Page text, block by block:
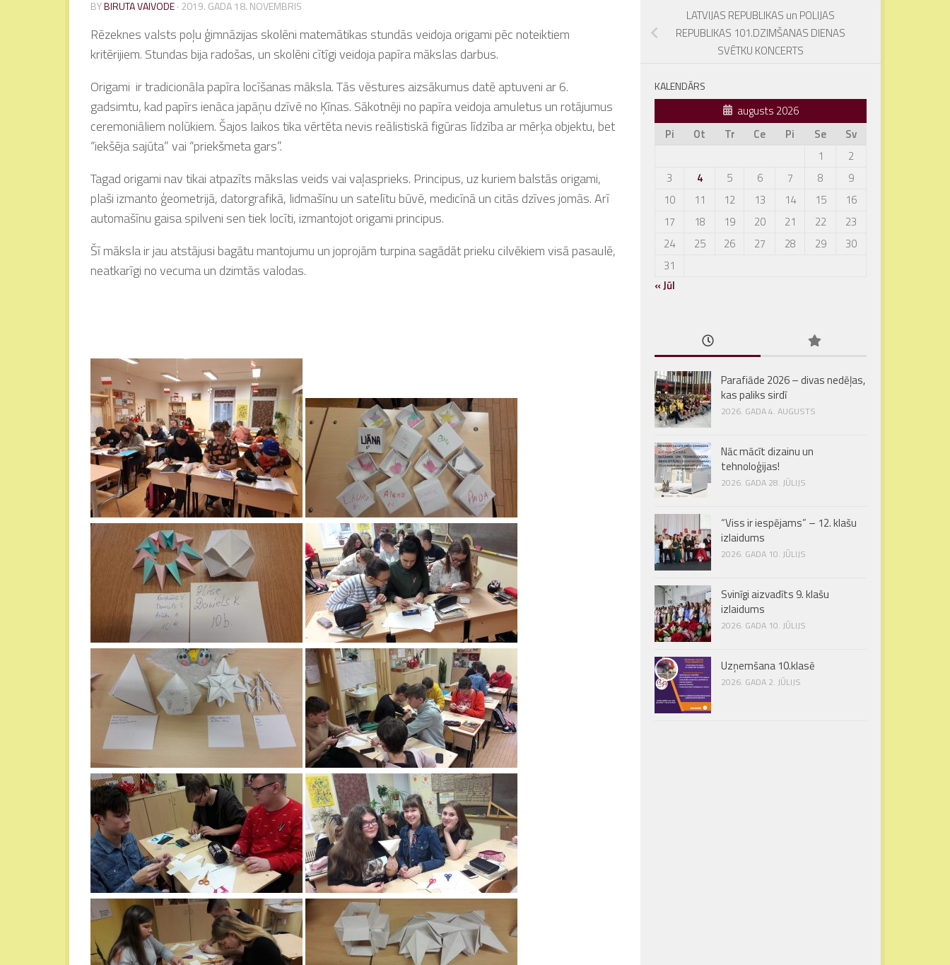
BYBIRUTA VAIVODE· 2019. GADA 18. NOVEMBRIS
Rēzeknes valsts poļu ģimnāzijas skolēni matemātikas stundās veidoja origami pēc noteiktiem
kritērijiem. Stundas bija radošas, un skolēni cītīgi veidoja papīra mākslas darbus.
Origami ir tradicionāla papīra locīšanas māksla. Tās vēstures aizsākumus datē aptuveni ar 6.
gadsimtu, kad papīrs ienāca japāņu dzīvē no Ķīnas. Sākotnēji no papīra veidoja amuletus un rotājumus
ceremoniāliem nolūkiem. Šajos laikos tika vērtēta nevis reālistiskā figūras līdzība ar mērķa objektu, bet
“iekšēja sajūta” vai “priekšmeta gars”.
Tagad origami nav tikai atpazīts mākslas veids vai vaļasprieks. Principus, uz kuriem balstās origami,
plaši izmanto ģeometrijā, datorgrafikā, lidmašīnu un satelītu būvē, medicīnā un citās dzīves jomās. Arī
automašīnu gaisa spilveni sen tiek locīti, izmantojot origami principus.
Šī māksla ir jau atstājusi bagātu mantojumu un joprojām turpina sagādāt prieku cilvēkiem visā pasaulē,
neatkarīgi no vecuma un dzimtās valodas.
LATVIJAS REPUBLIKAS un POLIJAS
REPUBLIKAS 101.DZIMŠANAS DIENAS
SVĒTKU KONCERTS
KALENDĀRS
augusts 2026
Pi
Ot Tr Ce Pi Se
Sv
1
2
3
4 5 6 7 8
9
10
11 12 13 14 15
16
17
18 19 20 21 22
23
24
25 26 27 28 29
30
31
« Jūl
Parafiāde 2026 – divas nedēļas,
kas paliks sirdī
2026. GADA 4. AUGUSTS
Nāc mācīt dizainu un
tehnoloģijas!
2026. GADA 28. JŪLIJS
“Viss ir iespējams” – 12. klašu
izlaidums
2026. GADA 10. JŪLIJS
Svinīgi aizvadīts 9. klašu
izlaidums
2026. GADA 10. JŪLIJS
Uzņemšana 10.klasē
2026. GADA 2. JŪLIJS